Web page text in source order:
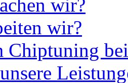
wir?
wir?
Chiptuning